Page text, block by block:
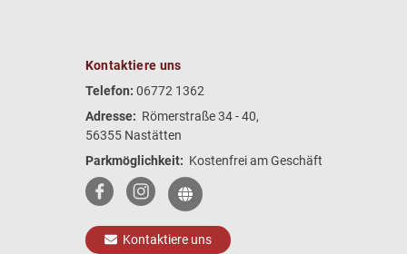
Kontaktiere uns
Telefon: 06772 1362
Adresse: Römerstraße 34 - 40,
56355 Nastätten
Parkmöglichkeit: Kostenfrei am Geschäft
Kontaktiere uns